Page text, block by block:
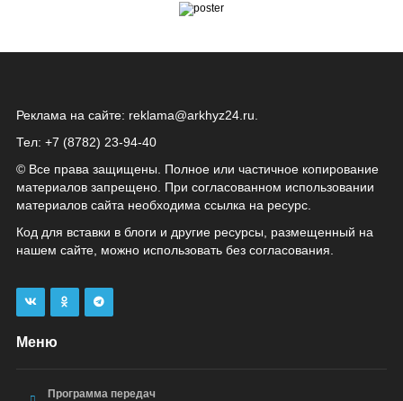
Реклама на сайте: reklama@arkhyz24.ru
Тел: +7 (8782) 23‑94‑40
© Все права защищены. Полное или частичное копирование
материалов запрещено. При согласованном использовании
материалов сайта необходима ссылка на ресурс.
Код для вставки в блоги и другие ресурсы, размещенный на
нашем сайте, можно использовать без согласования.
Меню
Программа передач